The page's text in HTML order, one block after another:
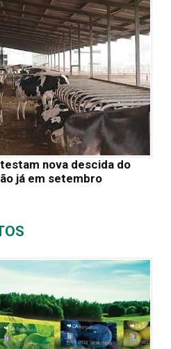
nova descida do
já em setembro